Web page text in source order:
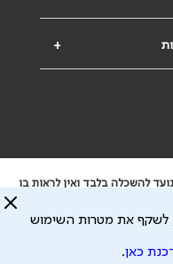
+
להשכלה בלבד ואין לראות בו
המתפרסם באתר זה ולכל נזק
מתן השרות וכי חלק ממנו עשוי
מדיניות הפרטיות
לשקף את מטרות השימוש
כאן.